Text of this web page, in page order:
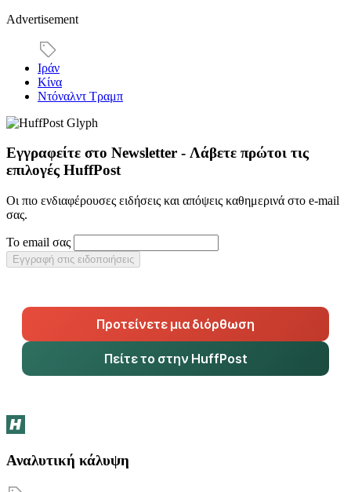
Advertisement
Ιράν
Κίνα
Ντόναλντ Τραμπ
Εγγραφείτε στο Newsletter - Λάβετε πρώτοι τις
επιλογές HuffPost
Οι πιο ενδιαφέρουσες ειδήσεις και απόψεις καθημερινά στο e-mail
σας.
Το email σας
Εγγραφή στις ειδοποιήσεις
Προτείνετε μια διόρθωση
Πείτε το στην HuffPost
Αναλυτική κάλυψη